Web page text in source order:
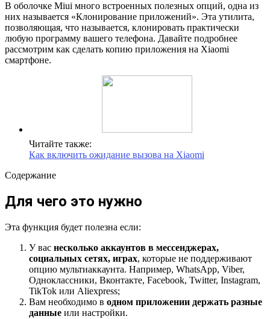
В оболочке Miui много встроенных полезных опций, одна из
них называется «Клонирование приложений». Эта утилита,
позволяющая, что называется, клонировать практически
любую программу вашего телефона. Давайте подробнее
рассмотрим как сделать копию приложения на Xiaomi
смартфоне.
Читайте также:
Как включить ожидание вызова на Xiaomi
Содержание
Для чего это нужно
Эта функция будет полезна если:
У вас несколько аккаунтов в мессенджерах,
социальных сетях, играх, которые не поддерживают
опцию мультиаккаунта. Например, WhatsApp, Viber,
Одноклассники, Вконтакте, Facebook, Twitter, Instagram,
TikTok или Aliexpress;
Вам необходимо в одном приложении держать разные
данные или настройки.